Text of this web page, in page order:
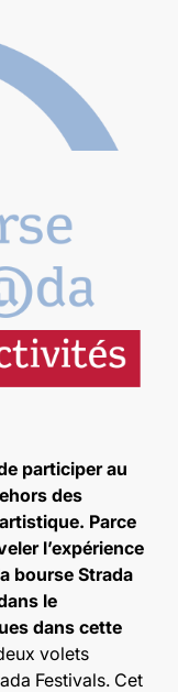
participer au
des
Parce
l’expérience
bourse Strada
le
dans cette
volets
Festivals. Cet